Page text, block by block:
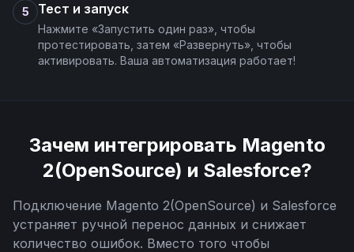
5 Тест и запуск
Нажмите «Запустить один раз», чтобы
протестировать, затем «Развернуть», чтобы
активировать. Ваша автоматизация работает!
Зачем интегрировать Magento
2(OpenSource) и Salesforce?
Подключение Magento 2(OpenSource) и Salesforce
устраняет ручной перенос данных и снижает
количество ошибок. Вместо того чтобы